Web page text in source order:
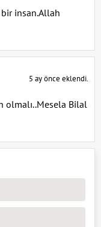
insan.Allah
5 ay önce eklendi.
olmalı..Mesela Bilal